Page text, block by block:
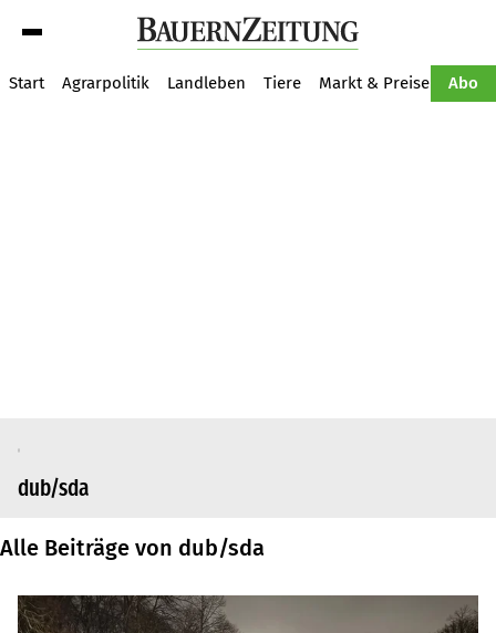
Start Agrarpolitik Landleben Tiere Markt & Preise Abo
dub/sda
Alle Beiträge von dub/sda